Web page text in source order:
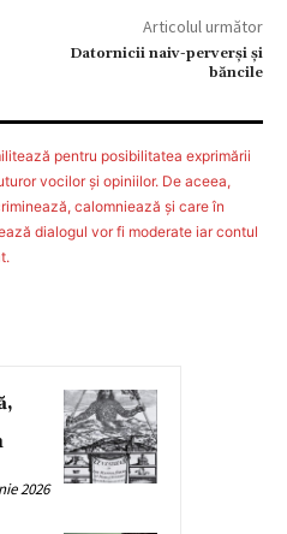
Articolul următor
Datornicii naiv-perverşi şi
băncile
pentru posibilitatea exprimării
vocilor şi opiniilor. De aceea,
calomniează şi care în
dialogul vor fi moderate iar contul
2026